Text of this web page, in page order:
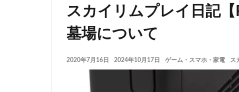
スカイリムプレイ日記
墓場について
2020年7月16日 2024年10月17日 ゲーム・スマホ・家電 ス